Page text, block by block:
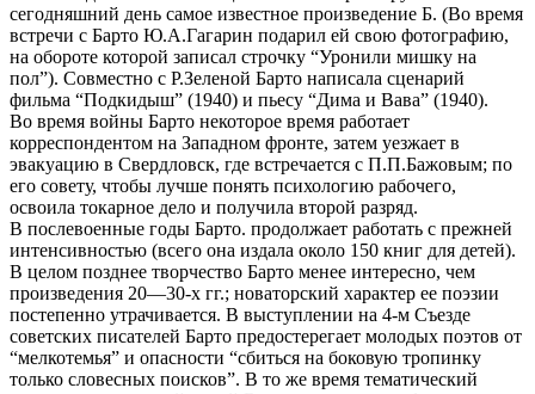
сегодняшний день самое известное произведение Б. (Во время
встречи с Барто Ю.А.Гагарин подарил ей свою фотографию,
на обороте которой записал строчку “Уронили мишку на
пол”). Совместно с Р.Зеленой Барто написала сценарий
фильма “Подкидыш” (1940) и пьесу “Дима и Вава” (1940).
Во время войны Барто некоторое время работает
корреспондентом на Западном фронте, затем уезжает в
эвакуацию в Свердловск, где встречается с П.П.Бажовым; по
его совету, чтобы лучше понять психологию рабочего,
освоила токарное дело и получила второй разряд.
В послевоенные годы Барто. продолжает работать с прежней
интенсивностью (всего она издала около 150 книг для детей).
В целом позднее творчество Барто менее интересно, чем
произведения 20—30-х гг.; новаторский характер ее поэзии
постепенно утрачивается. В выступлении на 4-м Съезде
советских писателей Барто предостерегает молодых поэтов от
“мелкотемья” и опасности “сбиться на боковую тропинку
только словесных поисков”. В то же время тематический